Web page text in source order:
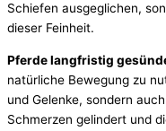
Schiefen ausgeglichen,
dieser Feinheit.
Pferde langfristig
natürliche Bewegung zu
und Gelenke, sondern
Schmerzen gelindert und